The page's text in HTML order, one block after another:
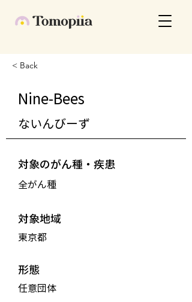
< Back
Nine-Bees
ないんびーず
対象のがん種・疾患
全がん種
対象地域
東京都
形態
任意団体